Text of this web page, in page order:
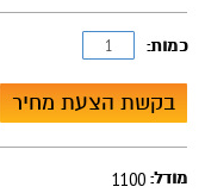
כמות:
בקשת הצעת מחיר
מודל: 1100